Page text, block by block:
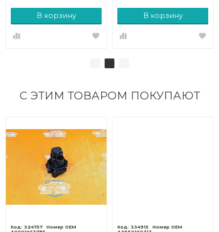
В корзину В корзину
С ЭТИМ ТОВАРОМ ПОКУПАЮТ
324757
334915